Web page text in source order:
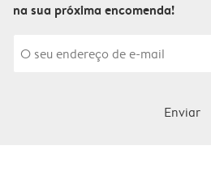
na sua próxima encomenda!
Enviar